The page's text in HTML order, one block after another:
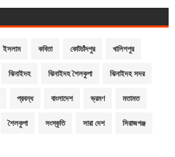
ইসলাম কবিতা কোটচাঁদপুর খালিশপুর
ঝিনাইদহ ঝিনাইদহ শৈলকুপা ঝিনাইদহ সদর
প্রবন্ধ বাংলাদেশ ভ্রমণ মতামত
শৈলকুপা সংস্কৃতি সারা দেশ সিরাজগঞ্জ